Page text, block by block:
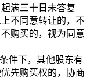
满三十日未答复
不同意转让的，不
购买的，视为同意
件下，其他股东有
先购买权的，协商